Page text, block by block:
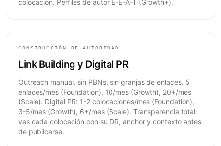
colocación. Perfiles de autor E-E-A-T (Growth+).
CONSTRUCCIÓN DE AUTORIDAD
Link Building y Digital PR
Outreach manual, sin PBNs, sin granjas de enlaces. 5
enlaces/mes (Foundation), 10/mes (Growth), 20+/mes
(Scale). Digital PR: 1-2 colocaciones/mes (Foundation),
3-5/mes (Growth), 6+/mes (Scale). Transparencia total:
ves cada colocación con su DR, anchor y contexto antes
de publicarse.